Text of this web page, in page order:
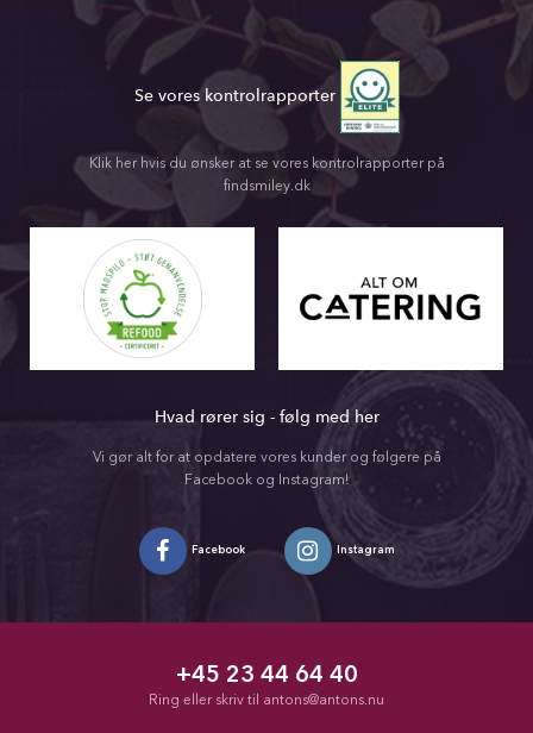
Se vores kontrolrapporter
Klik her hvis du ønsker at se vores kontrolrapporter på
findsmiley.dk
Hvad rører sig - følg med her
Vi gør alt for at opdatere vores kunder og følgere på
Facebook og Instagram!
Facebook Instagram
+45 23 44 64 40
Ring eller skriv til antons@antons.nu